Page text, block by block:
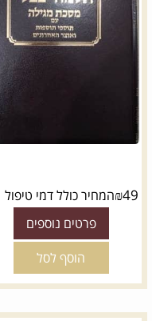
₪49 המחיר כולל דמי טיפול
פרטים נוספים
הוסף לסל